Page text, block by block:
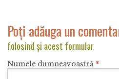
Poți adăuga un
folosind și acest formular
Numele dumneavoastră *